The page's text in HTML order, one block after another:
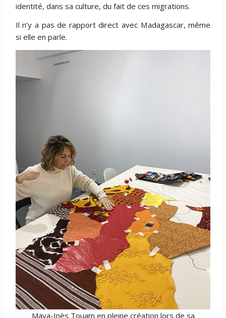
identité, dans sa culture, du fait de ces migrations.
Il n’y a pas de rapport direct avec Madagascar, même
si elle en parle.
Maya-Inès Touam en pleine création lors de sa